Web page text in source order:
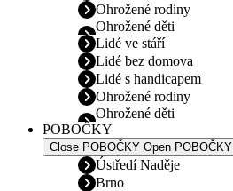
Ohrožené rodiny
Ohrožené děti
Lidé ve stáří
Lidé bez domova
Lidé s handicapem
Ohrožené rodiny
Ohrožené děti
POBOČKY
Close POBOČKY Open POBOČKY
Ústředí Naděje
Brno